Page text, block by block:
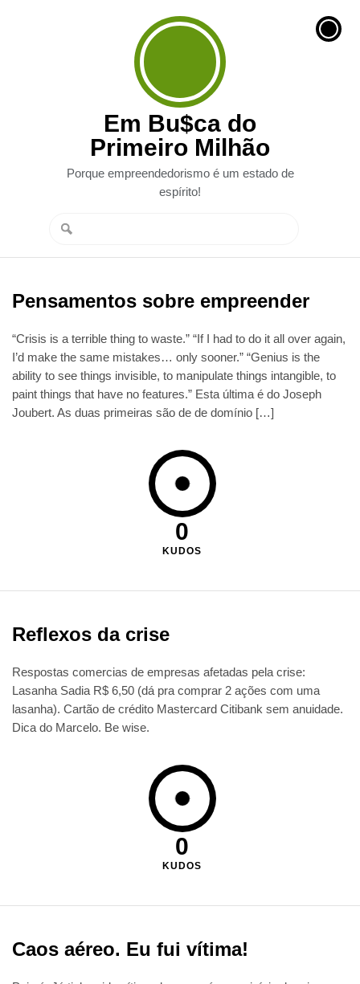
Em Bu$ca do
Primeiro Milhão
Porque empreendedorismo é um estado de
espírito!
Pensamentos sobre empreender
“Crisis is a terrible thing to waste.” “If I had to do it all over again,
I’d make the same mistakes… only sooner.” “Genius is the
ability to see things invisible, to manipulate things intangible, to
paint things that have no features.” Esta última é do Joseph
Joubert. As duas primeiras são de de domínio […]
0
KUDOS
Reflexos da crise
Respostas comercias de empresas afetadas pela crise:
Lasanha Sadia R$ 6,50 (dá pra comprar 2 ações com uma
lasanha). Cartão de crédito Mastercard Citibank sem anuidade.
Dica do Marcelo. Be wise.
0
KUDOS
Caos aéreo. Eu fui vítima!